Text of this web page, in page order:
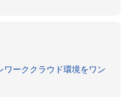
ワーククラウド環境をワン